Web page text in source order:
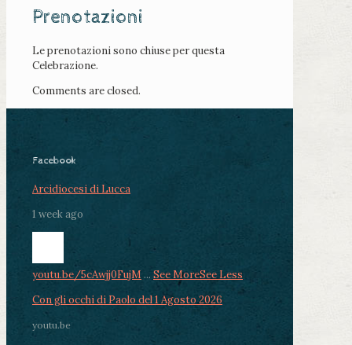
Prenotazioni
Le prenotazioni sono chiuse per questa
Celebrazione.
Comments are closed.
Facebook
Arcidiocesi di Lucca
1 week ago
youtu.be/5cAwjj0FujM ... See MoreSee Less
Con gli occhi di Paolo del 1 Agosto 2026
youtu.be